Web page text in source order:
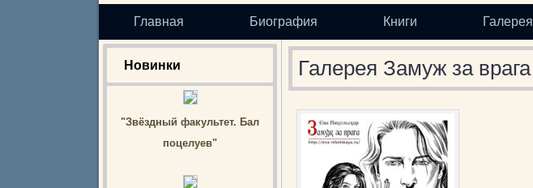
Главная Биография Книги Галерея
Новинки
"Звёздный факультет. Бал
поцелуев"
Галерея Замуж за врага